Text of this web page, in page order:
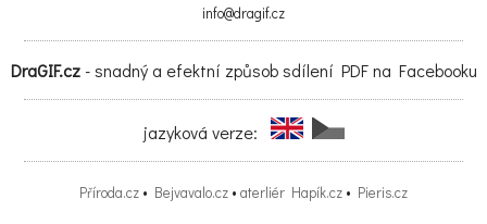
info@dragif.cz
DraGIF.cz- snadný a efektní způsob sdílení PDF na Facebooku
jazyková verze:
Příroda.cz • Bejvavalo.cz • aterliér Hapík.cz • Pieris.cz